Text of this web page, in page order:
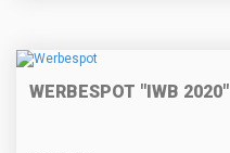
WERBESPOT "IWB 2020"